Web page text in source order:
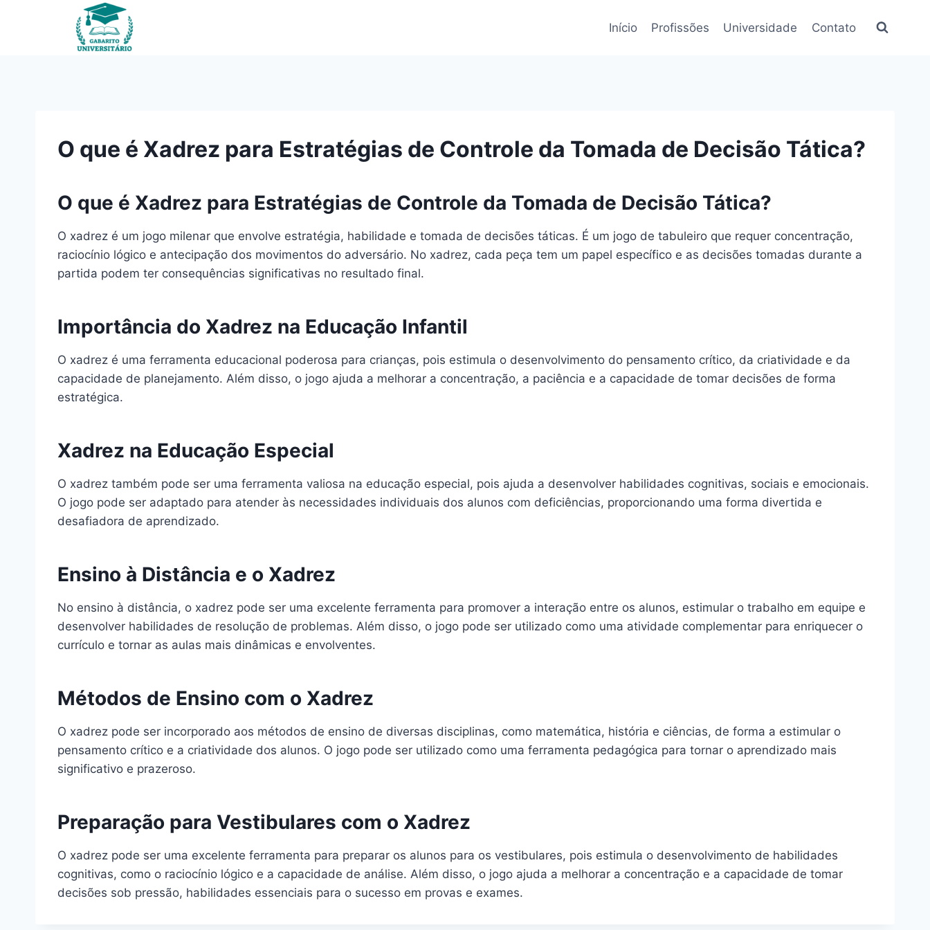
Início Profissões Universidade Contato
O que é Xadrez para Estratégias de Controle da Tomada de Decisão Tática?
O que é Xadrez para Estratégias de Controle da Tomada de Decisão Tática?
O xadrez é um jogo milenar que envolve estratégia, habilidade e tomada de decisões táticas. É um jogo de tabuleiro que requer concentração,
raciocínio lógico e antecipação dos movimentos do adversário. No xadrez, cada peça tem um papel específico e as decisões tomadas durante a
partida podem ter consequências significativas no resultado final.
Importância do Xadrez na Educação Infantil
O xadrez é uma ferramenta educacional poderosa para crianças, pois estimula o desenvolvimento do pensamento crítico, da criatividade e da
capacidade de planejamento. Além disso, o jogo ajuda a melhorar a concentração, a paciência e a capacidade de tomar decisões de forma
estratégica.
Xadrez na Educação Especial
O xadrez também pode ser uma ferramenta valiosa na educação especial, pois ajuda a desenvolver habilidades cognitivas, sociais e emocionais.
O jogo pode ser adaptado para atender às necessidades individuais dos alunos com deficiências, proporcionando uma forma divertida e
desafiadora de aprendizado.
Ensino à Distância e o Xadrez
No ensino à distância, o xadrez pode ser uma excelente ferramenta para promover a interação entre os alunos, estimular o trabalho em equipe e
desenvolver habilidades de resolução de problemas. Além disso, o jogo pode ser utilizado como uma atividade complementar para enriquecer o
currículo e tornar as aulas mais dinâmicas e envolventes.
Métodos de Ensino com o Xadrez
O xadrez pode ser incorporado aos métodos de ensino de diversas disciplinas, como matemática, história e ciências, de forma a estimular o
pensamento crítico e a criatividade dos alunos. O jogo pode ser utilizado como uma ferramenta pedagógica para tornar o aprendizado mais
significativo e prazeroso.
Preparação para Vestibulares com o Xadrez
O xadrez pode ser uma excelente ferramenta para preparar os alunos para os vestibulares, pois estimula o desenvolvimento de habilidades
cognitivas, como o raciocínio lógico e a capacidade de análise. Além disso, o jogo ajuda a melhorar a concentração e a capacidade de tomar
decisões sob pressão, habilidades essenciais para o sucesso em provas e exames.